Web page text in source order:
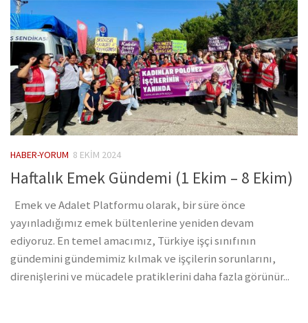
HABER-YORUM 8 EKIM 2024
Haftalık Emek Gündemi (1 Ekim – 8 Ekim)
Emek ve Adalet Platformu olarak, bir süre önce
yayınladığımız emek bültenlerine yeniden devam
ediyoruz. En temel amacımız, Türkiye işçi sınıfının
gündemini gündemimiz kılmak ve işçilerin sorunlarını,
direnişlerini ve mücadele pratiklerini daha fazla görünür...